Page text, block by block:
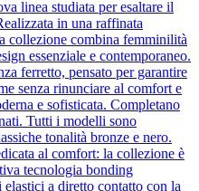
linea studiata per esaltare il
in una raffinata
collezione combina femminilità
essenziale e contemporaneo.
ferretto, pensato per garantire
senza rinunciare al comfort e
e sofisticata. Completano
Tutti i modelli sono
tonalità bronze e nero.
al comfort: la collezione è
tecnologia bonding
elastici a diretto contatto con la